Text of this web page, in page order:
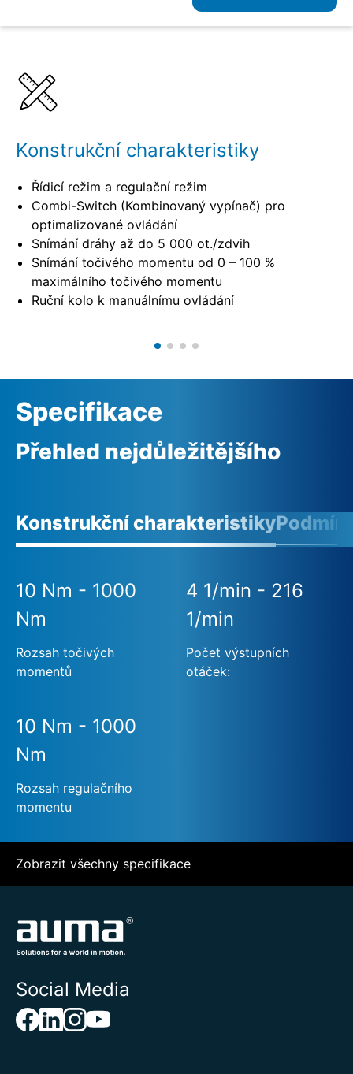
Konstrukční charakteristiky
Řídicí režim a regulační režim
Combi-Switch (Kombinovaný vypínač) pro
optimalizované ovládání
Snímání dráhy až do 5 000 ot./zdvih
Snímání točivého momentu od 0 – 100 %
maximálního točivého momentu
Ruční kolo k manuálnímu ovládání
Specifikace
Přehled nejdůležitějšího
Konstrukční charakteristiky
10 Nm - 1000
Nm
Rozsah točivých
momentů
4 1/min - 216
1/min
Počet výstupních
otáček:
10 Nm - 1000
Nm
Rozsah regulačního
momentu
Zobrazit všechny specifikace
Social Media